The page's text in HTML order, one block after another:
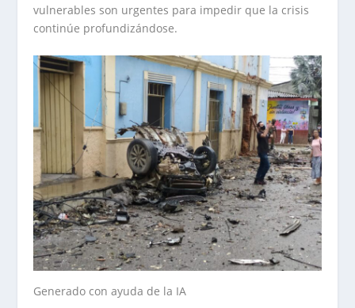
vulnerables son urgentes para impedir que la crisis
continúe profundizándose.
Generado con ayuda de la IA